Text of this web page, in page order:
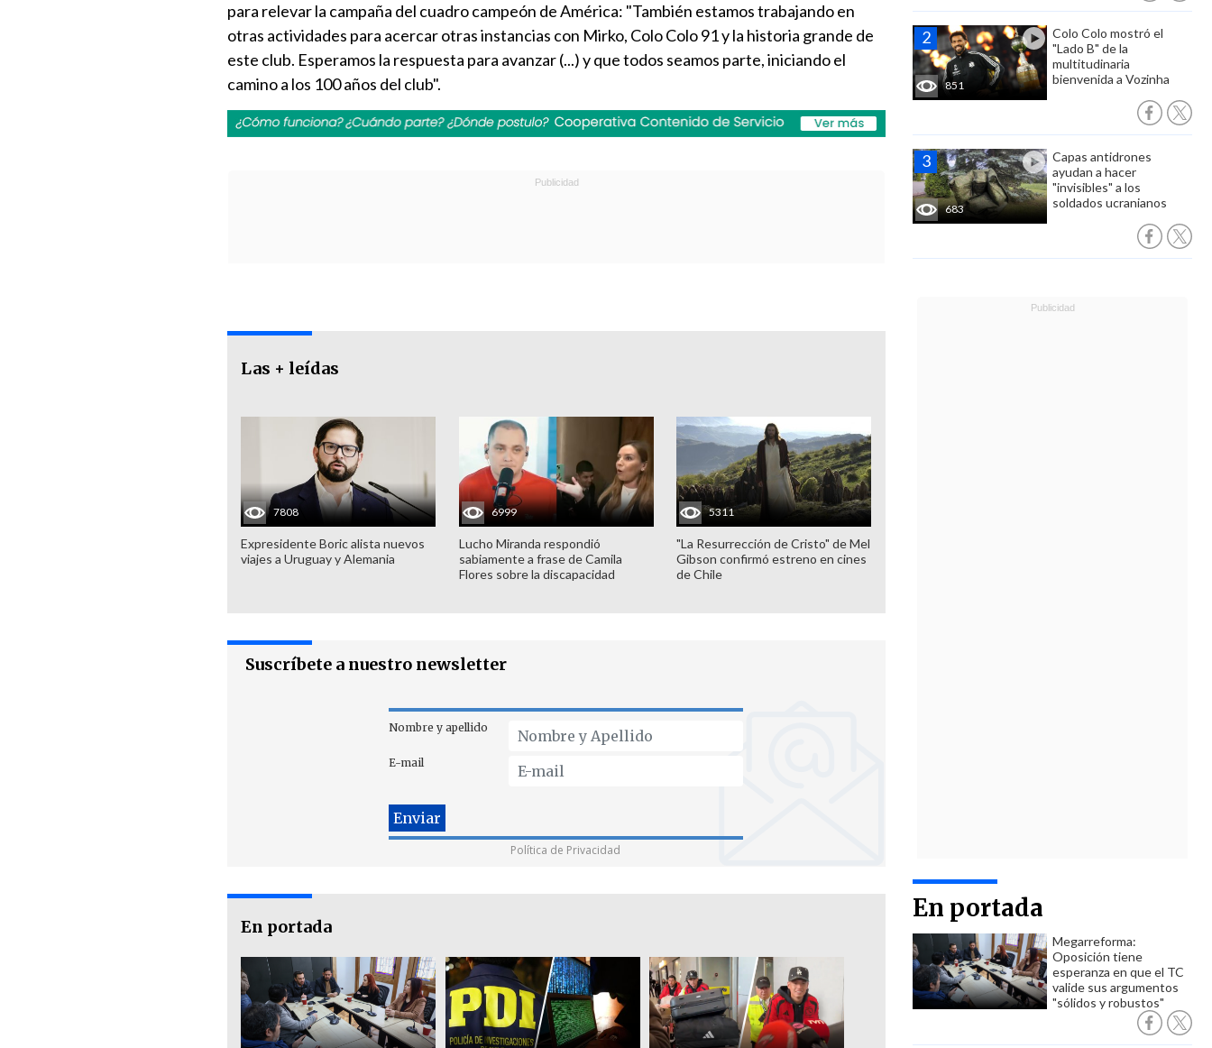
851
Colo Colo mostró el
"Lado B" de la
multitudinaria
bienvenida a Vozinha
683
Capas antidrones
ayudan a hacer
"invisibles" a los
soldados ucranianos
En portada
Megarreforma:
Oposición tiene
esperanza en que el TC
valide sus argumentos
"sólidos y robustos"
para relevar la campaña del cuadro campeón de América: "También estamos trabajando en
otras actividades para acercar otras instancias con Mirko, Colo Colo 91 y la historia grande de
este club. Esperamos la respuesta para avanzar (...) y que todos seamos parte, iniciando el
camino a los 100 años del club".
Las + leídas
7808
Expresidente Boric alista nuevos
viajes a Uruguay y Alemania
6999
Lucho Miranda respondió
sabiamente a frase de Camila
Flores sobre la discapacidad
5311
"La Resurrección de Cristo" de Mel
Gibson confirmó estreno en cines
de Chile
Suscríbete a nuestro newsletter
Nombre y apellido
E-mail
Política de Privacidad
En portada